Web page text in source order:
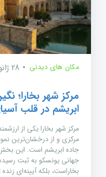
مکان های دیدنی 28 ژانویه 2026
مرکز شهر بخارا؛
ابریشم در قلب
مرکز شهر بخارا یکی از
مرکزی و از درخشان‌ترین
جاده ابریشم است. این
جهانی یونسکو به ثبت
بخاراست، بلکه آیینه‌ای